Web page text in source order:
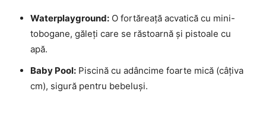
Waterplayground: O fortăreață acvatică cu mini-
tobogane, găleți care se răstoarnă și pistoale cu
apă.
Baby Pool: Piscină cu adâncime foarte mică (câțiva
cm), sigură pentru bebeluși.